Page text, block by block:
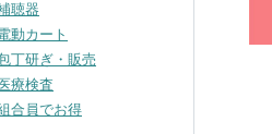
聴器
動カート
丁研ぎ・販売
療検査
合員でお得